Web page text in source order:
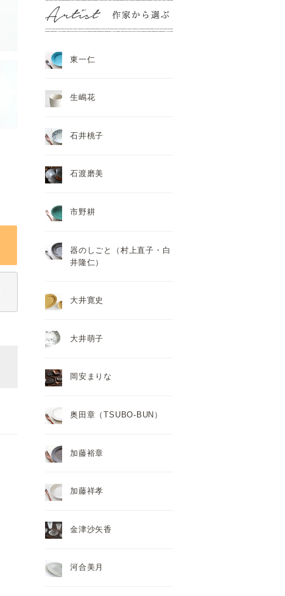
東一仁
生嶋花
石井桃子
石渡磨美
市野耕
器のしごと（村上直子・白
井隆仁）
大井寛史
大井萌子
岡安まりな
奥田章（TSUBO-BUN）
加藤裕章
加藤祥孝
金津沙矢香
河合美月